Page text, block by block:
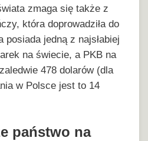
zmaga się także z
która doprowadziła do
posiada jedną z najsłabiej
na świecie, a PKB na
478 dolarów (dla
w Polsce jest to 14
państwo na